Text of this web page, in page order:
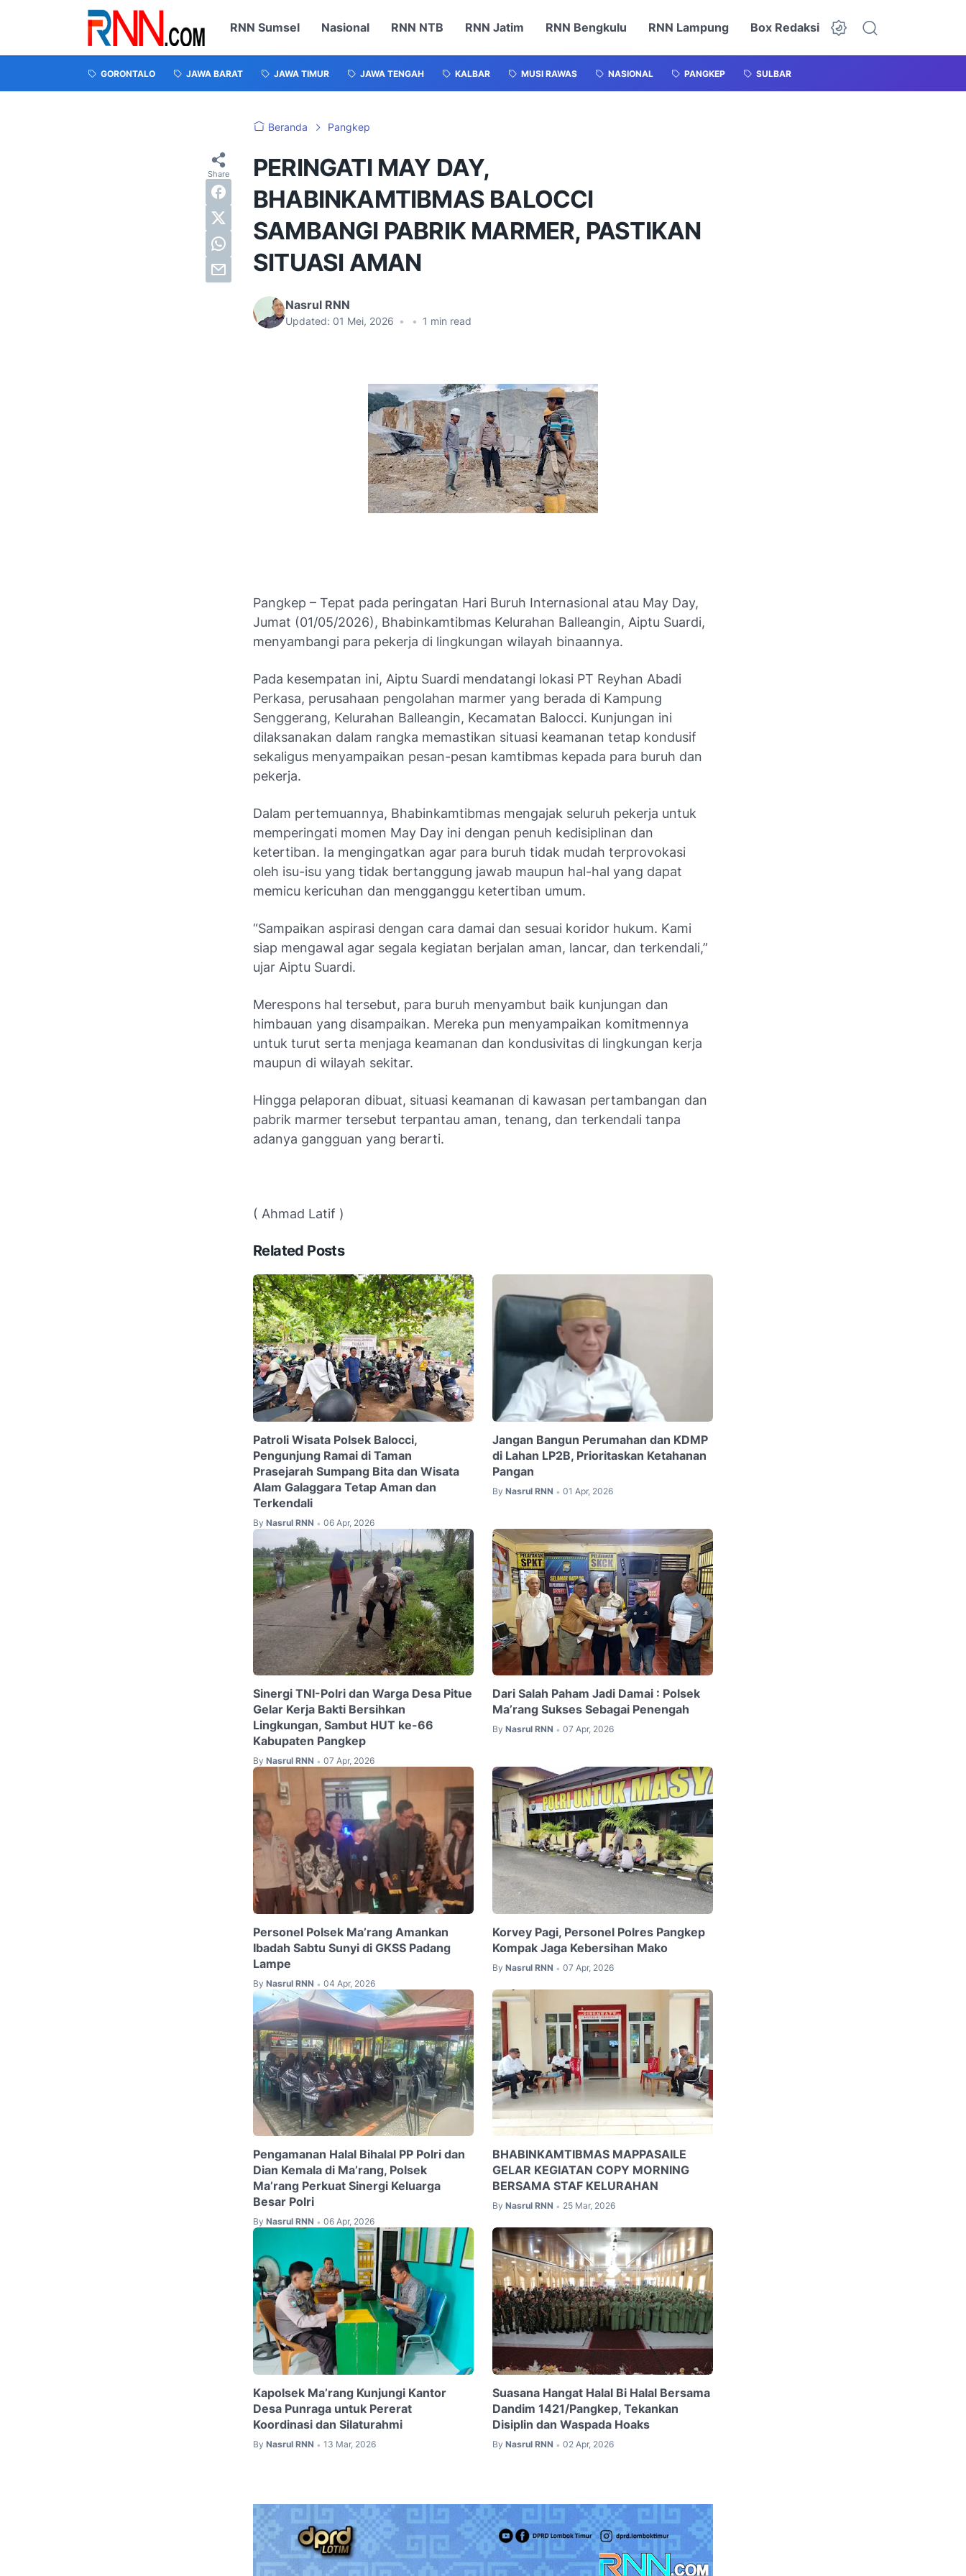
RNN Sumsel Nasional RNN NTB RNN Jatim RNN Bengkulu RNN Lampung Box Redaksi
GORONTALO JAWA BARAT JAWA TIMUR JAWA TENGAH KALBAR MUSI RAWAS NASIONAL PANGKEP SULBAR
Beranda Pangkep
PERINGATI MAY DAY,
BHABINKAMTIBMAS BALOCCI
SAMBANGI PABRIK MARMER, PASTIKAN
SITUASI AMAN
Nasrul RNN
Updated: 01 Mei, 2026 • • 1 min read
Pangkep – Tepat pada peringatan Hari Buruh Internasional atau May Day,
Jumat (01/05/2026), Bhabinkamtibmas Kelurahan Balleangin, Aiptu Suardi,
menyambangi para pekerja di lingkungan wilayah binaannya.
Pada kesempatan ini, Aiptu Suardi mendatangi lokasi PT Reyhan Abadi
Perkasa, perusahaan pengolahan marmer yang berada di Kampung
Senggerang, Kelurahan Balleangin, Kecamatan Balocci. Kunjungan ini
dilaksanakan dalam rangka memastikan situasi keamanan tetap kondusif
sekaligus menyampaikan pesan-pesan kamtibmas kepada para buruh dan
pekerja.
Dalam pertemuannya, Bhabinkamtibmas mengajak seluruh pekerja untuk
memperingati momen May Day ini dengan penuh kedisiplinan dan
ketertiban. Ia mengingatkan agar para buruh tidak mudah terprovokasi
oleh isu-isu yang tidak bertanggung jawab maupun hal-hal yang dapat
memicu kericuhan dan mengganggu ketertiban umum.
“Sampaikan aspirasi dengan cara damai dan sesuai koridor hukum. Kami
siap mengawal agar segala kegiatan berjalan aman, lancar, dan terkendali,”
ujar Aiptu Suardi.
Merespons hal tersebut, para buruh menyambut baik kunjungan dan
himbauan yang disampaikan. Mereka pun menyampaikan komitmennya
untuk turut serta menjaga keamanan dan kondusivitas di lingkungan kerja
maupun di wilayah sekitar.
Hingga pelaporan dibuat, situasi keamanan di kawasan pertambangan dan
pabrik marmer tersebut terpantau aman, tenang, dan terkendali tanpa
adanya gangguan yang berarti.
( Ahmad Latif )
Related Posts
Patroli Wisata Polsek Balocci,
Pengunjung Ramai di Taman
Prasejarah Sumpang Bita dan Wisata
Alam Galaggara Tetap Aman dan
Terkendali
By Nasrul RNN • 06 Apr, 2026
Jangan Bangun Perumahan dan KDMP
di Lahan LP2B, Prioritaskan Ketahanan
Pangan
By Nasrul RNN • 01 Apr, 2026
Sinergi TNI-Polri dan Warga Desa Pitue
Gelar Kerja Bakti Bersihkan
Lingkungan, Sambut HUT ke-66
Kabupaten Pangkep
By Nasrul RNN • 07 Apr, 2026
Dari Salah Paham Jadi Damai : Polsek
Ma’rang Sukses Sebagai Penengah
By Nasrul RNN • 07 Apr, 2026
Personel Polsek Ma’rang Amankan
Ibadah Sabtu Sunyi di GKSS Padang
Lampe
By Nasrul RNN • 04 Apr, 2026
Korvey Pagi, Personel Polres Pangkep
Kompak Jaga Kebersihan Mako
By Nasrul RNN • 07 Apr, 2026
Pengamanan Halal Bihalal PP Polri dan
Dian Kemala di Ma’rang, Polsek
Ma’rang Perkuat Sinergi Keluarga
Besar Polri
By Nasrul RNN • 06 Apr, 2026
BHABINKAMTIBMAS MAPPASAILE
GELAR KEGIATAN COPY MORNING
BERSAMA STAF KELURAHAN
By Nasrul RNN • 25 Mar, 2026
Kapolsek Ma’rang Kunjungi Kantor
Desa Punraga untuk Pererat
Koordinasi dan Silaturahmi
By Nasrul RNN • 13 Mar, 2026
Suasana Hangat Halal Bi Halal Bersama
Dandim 1421/Pangkep, Tekankan
Disiplin dan Waspada Hoaks
By Nasrul RNN • 02 Apr, 2026